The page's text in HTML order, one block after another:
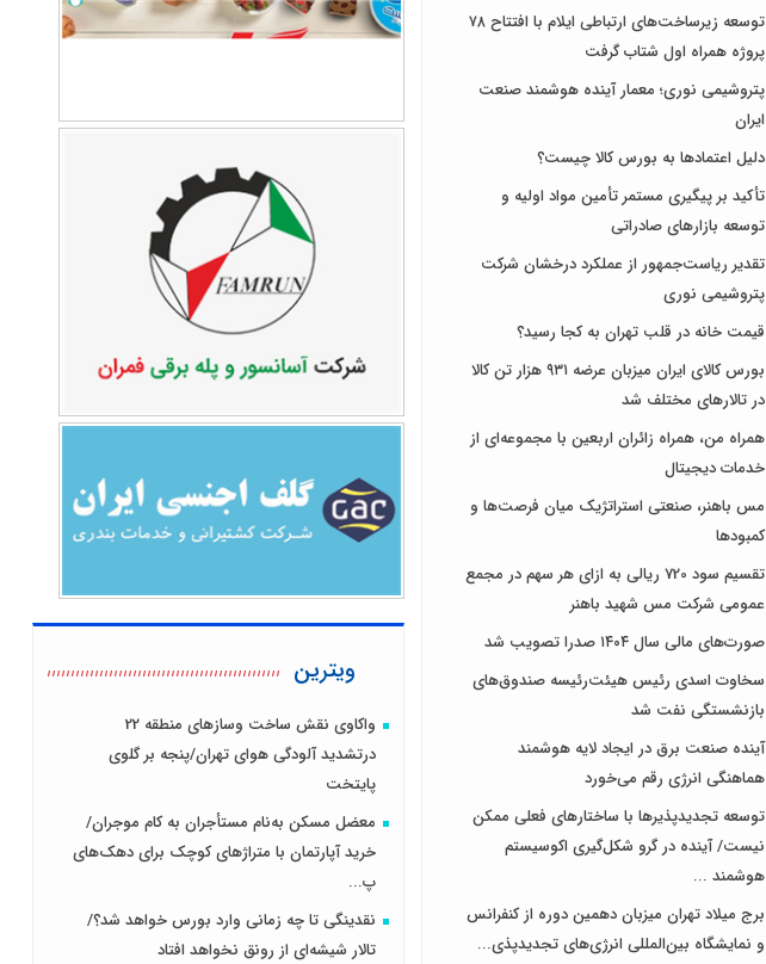
توسعه زیرساخت‌های ارتباطی ایلام با افتتاح ۷۸
پروژه همراه اول شتاب گرفت
پتروشیمی نوری؛ معمار آینده هوشمند صنعت
ایران
دلیل اعتمادها به بورس کالا چیست؟
تأکید بر پیگیری مستمر تأمین مواد اولیه و
توسعه بازارهای صادراتی
تقدیر ریاست‌جمهور از عملکرد درخشان شرکت
پتروشیمی نوری
قیمت خانه در قلب تهران به کجا رسید؟
بورس کالای ایران میزبان عرضه ۹۳۱ هزار تن کالا
در تالارهای مختلف شد
همراه من، همراه زائران اربعین با مجموعه‌ای از
خدمات دیجیتال
مس باهنر، صنعتی استراتژیک میان فرصت‌ها و
کمبودها
تقسیم سود 720 ریالی به ازای هر سهم در مجمع
عمومی شرکت مس شهید باهنر
صورت‌های مالی سال ۱۴۰۴ صدرا تصویب شد
سخاوت اسدی رئیس هیئت‌رئیسه صندوق‌های
بازنشستگی نفت شد
آینده صنعت برق در ایجاد لایه هوشمند
هماهنگی انرژی رقم می‌خورد
توسعه تجدیدپذیرها با ساختارهای فعلی ممکن
نیست/ آینده در گرو شکل‌گیری اکوسیستم
هوشمند ...
برج میلاد تهران میزبان دهمین دوره از کنفرانس
و نمایشگاه بین‌المللی انرژی‌های تجدیدپذی...
ویترین
واکاوی نقش ساخت وسازهای منطقه 22
درتشدید آلودگی هوای تهران/پنجه بر گلوی
پایتخت
معضل مسکن به‌نام مستأجران به کام موجران/
خرید آپارتمان با متراژهای کوچک برای دهک‌های
پ...
نقدینگی تا چه زمانی وارد بورس خواهد شد؟/
تالار شیشه‌ای از رونق نخواهد افتاد